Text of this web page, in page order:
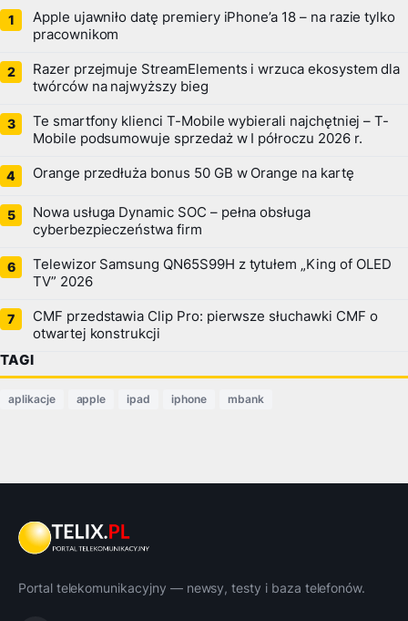
Apple ujawniło datę premiery iPhone’a 18 – na razie tylko
pracownikom
Razer przejmuje StreamElements i wrzuca ekosystem dla
twórców na najwyższy bieg
Te smartfony klienci T-Mobile wybierali najchętniej – T-
Mobile podsumowuje sprzedaż w I półroczu 2026 r.
Orange przedłuża bonus 50 GB w Orange na kartę
Nowa usługa Dynamic SOC – pełna obsługa
cyberbezpieczeństwa firm
Telewizor Samsung QN65S99H z tytułem „King of OLED
TV” 2026
CMF przedstawia Clip Pro: pierwsze słuchawki CMF o
otwartej konstrukcji
TAGI
aplikacje apple ipad iphone mbank
Portal telekomunikacyjny — newsy, testy i baza telefonów.